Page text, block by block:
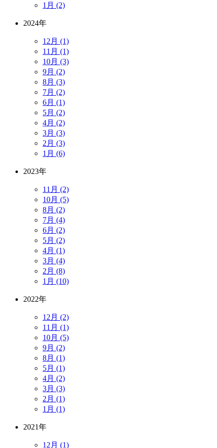
1月 (2)
2024年
12月 (1)
11月 (1)
10月 (3)
9月 (2)
8月 (3)
7月 (2)
6月 (1)
5月 (2)
4月 (2)
3月 (3)
2月 (3)
1月 (6)
2023年
11月 (2)
10月 (5)
8月 (2)
7月 (4)
6月 (2)
5月 (2)
4月 (1)
3月 (4)
2月 (8)
1月 (10)
2022年
12月 (2)
11月 (1)
10月 (5)
9月 (2)
8月 (1)
5月 (1)
4月 (2)
3月 (3)
2月 (1)
1月 (1)
2021年
12月 (1)